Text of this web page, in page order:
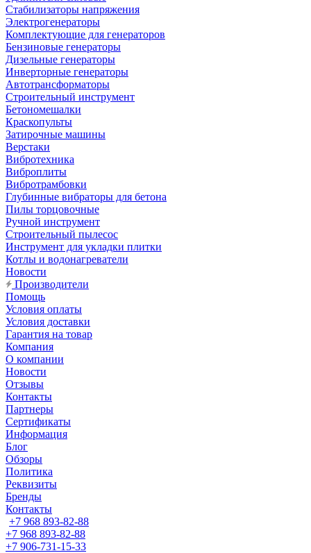
Стабилизаторы напряжения
Электрогенераторы
Комплектующие для генераторов
Бензиновые генераторы
Дизельные генераторы
Инверторные генераторы
Автотрансформаторы
Строительный инструмент
Бетономешалки
Краскопульты
Затирочные машины
Верстаки
Вибротехника
Виброплиты
Вибротрамбовки
Глубинные вибраторы для бетона
Пилы торцовочные
Ручной инструмент
Строительный пылесос
Инструмент для укладки плитки
Котлы и водонагреватели
Новости
Производители
Помощь
Условия оплаты
Условия доставки
Гарантия на товар
Компания
О компании
Новости
Отзывы
Контакты
Партнеры
Сертификаты
Информация
Блог
Обзоры
Политика
Реквизиты
Бренды
Контакты
+7 968 893-82-88
+7 968 893-82-88
+7 906-731-15-33